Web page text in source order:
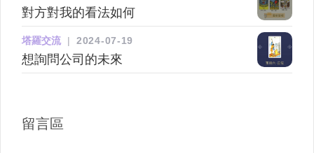
對方對我的看法如何
塔羅交流 | 2024-07-19
想詢問公司的未來
留言區